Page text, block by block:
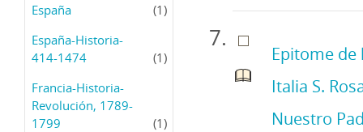
España
(1)
España-Historia-
414-1474
(1)
Francia-Historia-
Revolución, 1789-
1799
(1)
Epitome
Italia S.
Nuestro